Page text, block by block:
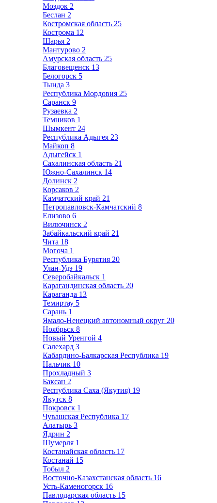
Моздок 2
Беслан 2
Костромская область 25
Кострома 12
Шарья 2
Мантурово 2
Амурская область 25
Благовещенск 13
Белогорск 5
Тында 3
Республика Мордовия 25
Саранск 9
Рузаевка 2
Темников 1
Шымкент 24
Республика Адыгея 23
Майкоп 8
Адыгейск 1
Сахалинская область 21
Южно-Сахалинск 14
Долинск 2
Корсаков 2
Камчатский край 21
Петропавловск-Камчатский 8
Елизово 6
Вилючинск 2
Забайкальский край 21
Чита 18
Могоча 1
Республика Бурятия 20
Улан-Удэ 19
Северобайкальск 1
Карагандинская область 20
Караганда 13
Темиртау 5
Сарань 1
Ямало-Ненецкий автономный округ 20
Ноябрьск 8
Новый Уренгой 4
Салехард 3
Кабардино-Балкарская Республика 19
Нальчик 10
Прохладный 3
Баксан 2
Республика Саха (Якутия) 19
Якутск 8
Покровск 1
Чувашская Республика 17
Алатырь 3
Ядрин 2
Шумерля 1
Костанайская область 17
Костанай 15
Тобыл 2
Восточно-Казахстанская область 16
Усть-Каменогорск 16
Павлодарская область 15